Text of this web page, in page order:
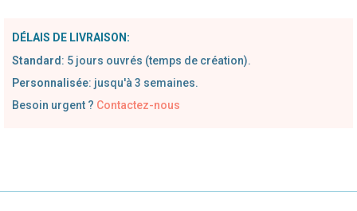
DÉLAIS DE LIVRAISON:
Standard : 5 jours ouvrés (temps de création).
Personnalisée: jusqu'à 3 semaines.
Besoin urgent ? Contactez-nous